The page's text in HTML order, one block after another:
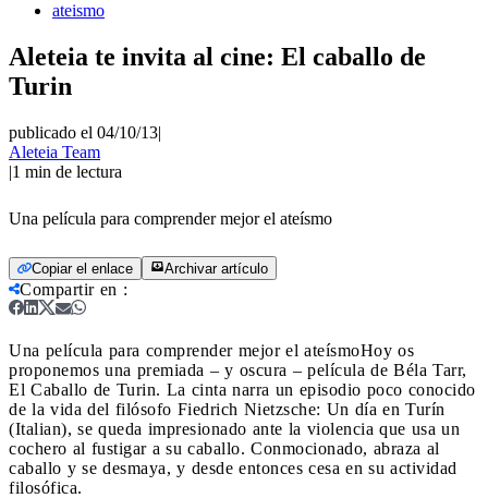
ateismo
Aleteia te invita al cine: El caballo de
Turin
publicado el 04/10/13|
Aleteia Team
|1 min de lectura
Una película para comprender mejor el ateísmo
Copiar el enlace Archivar artículo
Compartir en :
Una película para comprender mejor el ateísmoHoy os
proponemos una premiada – y oscura – película de Béla Tarr,
El Caballo de Turin. La cinta narra un episodio poco conocido
de la vida del filósofo Fiedrich Nietzsche: Un día en Turín
(Italian), se queda impresionado ante la violencia que usa un
cochero al fustigar a su caballo. Conmocionado, abraza al
caballo y se desmaya, y desde entonces cesa en su actividad
filosófica.